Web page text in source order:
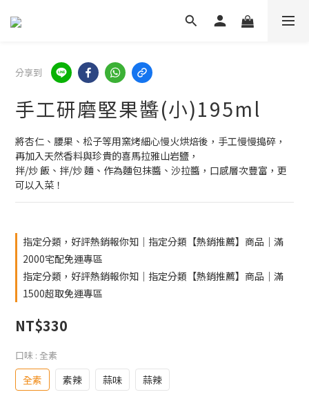
分享到
手工研磨堅果醬(小)195ml
將杏仁、腰果、松子等用窯烤細心慢火烘焙後，手工慢慢搗碎，
再加入天然香料與珍貴的喜馬拉雅山岩鹽，
拌/炒 飯、拌/炒 麵、作為麵包抹醬、沙拉醬，口感層次豐富，更
可以入菜！
指定分類，好評熱銷報你知｜指定分類【熱銷推薦】商品｜滿
2000宅配免運專區
指定分類，好評熱銷報你知｜指定分類【熱銷推薦】商品｜滿
1500超取免運專區
NT$330
口味 : 全素
全素 素辣 蒜味 蒜辣